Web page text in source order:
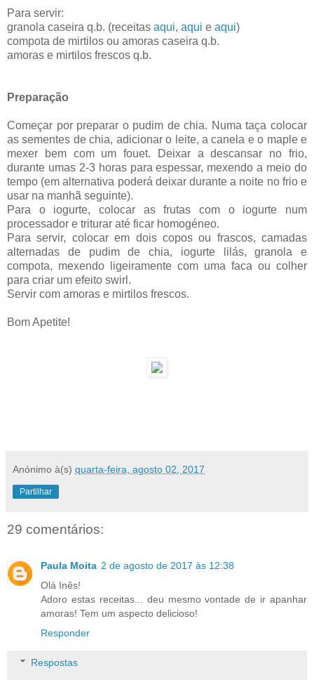
Para servir:
granola caseira q.b. (receitas aqui, aqui e aqui)
compota de mirtilos ou amoras caseira q.b.
amoras e mirtilos frescos q.b.
Preparação
Começar por preparar o pudim de chia. Numa taça colocar
as sementes de chia, adicionar o leite, a canela e o maple e
mexer bem com um fouet. Deixar a descansar no frio,
durante umas 2-3 horas para espessar, mexendo a meio do
tempo (em alternativa poderá deixar durante a noite no frio e
usar na manhã seguinte).
Para o iogurte, colocar as frutas com o iogurte num
processador e triturar até ficar homogéneo.
Para servir, colocar em dois copos ou frascos, camadas
alternadas de pudim de chia, iogurte lilás, granola e
compota, mexendo ligeiramente com uma faca ou colher
para criar um efeito swirl.
Servir com amoras e mirtilos frescos.
Bom Apetite!
Anónimo à(s) quarta-feira, agosto 02, 2017
Partilhar
29 comentários:
Paula Moita 2 de agosto de 2017 às 12:38
Olá Inês!
Adoro estas receitas... deu mesmo vontade de ir apanhar
amoras! Tem um aspecto delicioso!
Responder
Respostas